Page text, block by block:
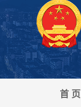
首 页